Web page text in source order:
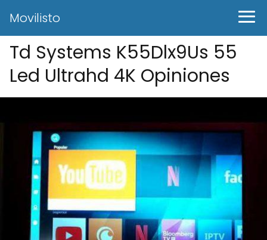
Movilisto
Td Systems K55Dlx9Us 55
Led Ultrahd 4K Opiniones